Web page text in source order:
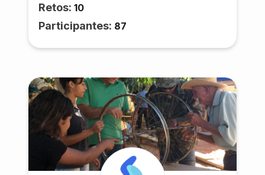
community development by drawing
on a unique mixture of faculty
expertise in engineering, applied
sciences, and social sciences. HES
communities they seek to serve.
Project experiences prepare
graduates for careers in development,
corporate responsibility, or further
study.
Retos: 10
Participantes: 87